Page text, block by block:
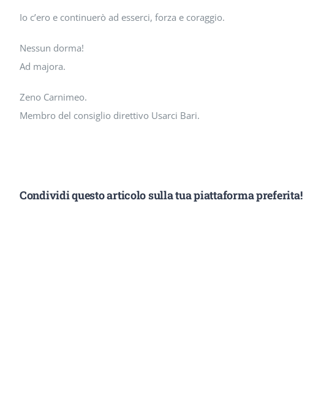
Io c’ero e continuerò ad esserci, forza e coraggio.
Nessun dorma!
Ad majora.
Zeno Carnimeo.
Membro del consiglio direttivo Usarci Bari.
Condividi questo articolo sulla tua piattaforma preferita!